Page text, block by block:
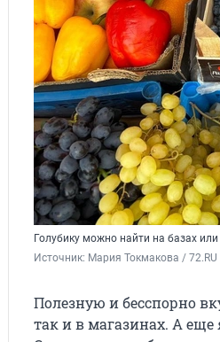
Голубику можно найти на базах
Источник: Мария Токмакова / 72.RU
Полезную и бесспорно
так и в магазинах. А еще